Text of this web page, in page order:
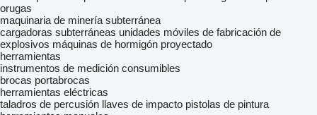
orugas
maquinaria de minería subterránea
cargadoras subterráneas unidades móviles de fabricación de
explosivos máquinas de hormigón proyectado
herramientas
instrumentos de medición consumibles
brocas portabrocas
herramientas eléctricas
taladros de percusión llaves de impacto pistolas de pintura